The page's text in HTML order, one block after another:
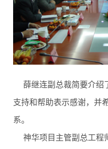
薛继连副总裁简要介绍
支持和帮助表示感谢，并
系。
神华项目主管副总工程